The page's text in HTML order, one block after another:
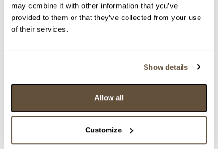
may combine it with other information that you’ve
provided to them or that they’ve collected from your use
of their services.
Show details
Allow all
Customize
> Zobrazit detail položky a informace o autorovi
> zpět na aukční výsledky
134877. Iluze
27.02.2025 21:47:54
Vyvolávací cena:
3 000 Kč